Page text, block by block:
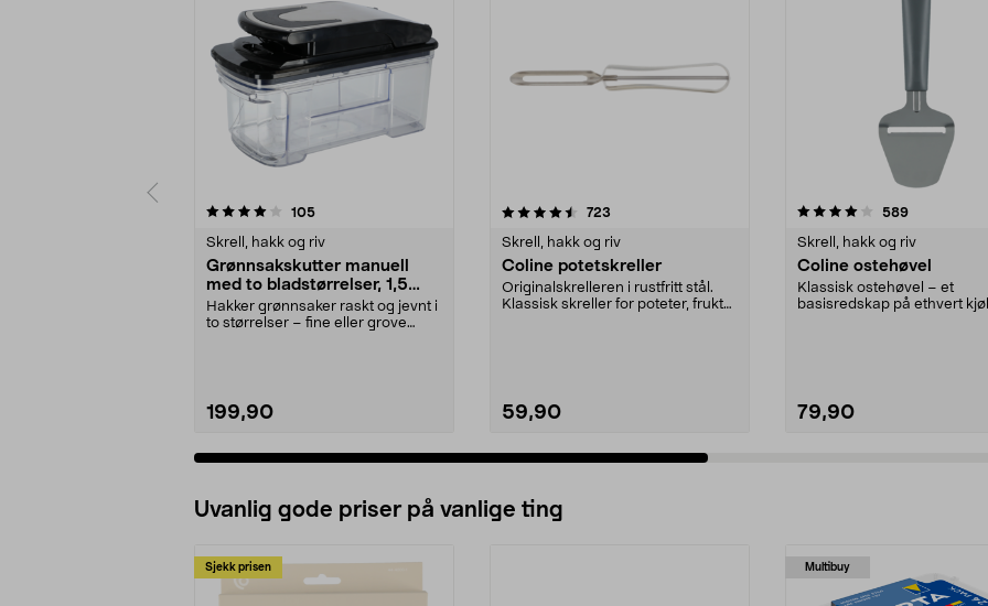
105anmeldelser
Skrell, hakk og riv
Grønnsakskutter manuell
med to bladstørrelser, 1,5
liter
Hakker grønnsaker raskt og jevnt i
to størrelser – fine eller grove
199,90
4.5 av 5 stjerner 723
Skrell, hakk og riv
Coline potetskreller
Originalskrelleren i rustfritt stål.
Klassisk skreller for poteter, frukt
59,90
4.0 av 5 stjerner 589anmeldelser
Skrell, hakk og riv
Coline ostehøvel
Klassisk ostehøvel – et
basisredskap på ethvert
79,90
4.5 av 5 stjerner
Uvanlig gode priser på vanlige ting
Sjekk prisen Multibuy